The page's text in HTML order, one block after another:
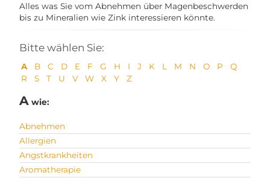
Alles was Sie vom Abnehmen über Magenbeschwerden
bis zu Mineralien wie Zink interessieren könnte.
Bitte wählen Sie:
A B C D E F G H I J K L M N O P
Q
R
S T U V W X Y Z
A wie:
Abnehmen
Allergien
Angstkrankheiten
Aromatherapie